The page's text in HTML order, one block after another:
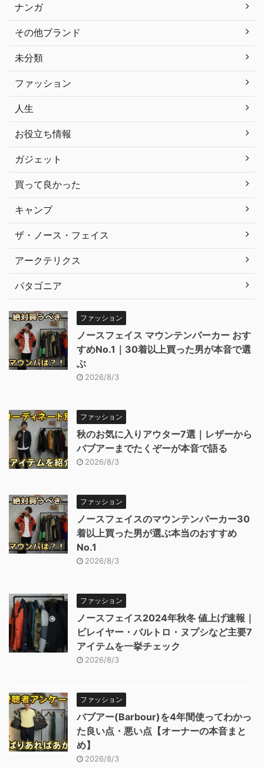
ナンガ
その他ブランド
未分類
ファッション
人生
お役立ち情報
ガジェット
買って良かった
キャンプ
ザ・ノース・フェイス
アークテリクス
パタゴニア
ファッション
ノースフェイス マウンテンパーカー おす
すめNo.1｜30着以上買った男が本音で選
ぶ
2026/8/3
ファッション
秋のお気に入りアウター7選｜レザーから
バブアーまでたくぞーが本音で語る
2026/8/3
ファッション
ノースフェイスのマウンテンパーカー30
着以上買った男が選ぶ本当のおすすめ
No.1
2026/8/3
ファッション
ノースフェイス2024年秋冬 値上げ速報｜
ビレイヤー・バルトロ・ヌプシなど主要7
アイテムを一挙チェック
2026/8/3
ファッション
バブアー(Barbour)を4年間使ってわかっ
た良い点・悪い点【オーナーの本音まと
め】
2026/8/3